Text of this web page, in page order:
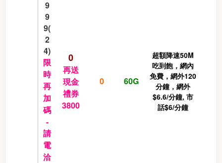
9
9
9(
2
4)
限
時
再
加
碼
-
請
電
洽
0
再送
現金
禮券
3800
0 60G
超額降速50M
吃到飽，網內
免費，網外120
分鐘，網外
$6.6/分鐘, 市
話$6/分鐘